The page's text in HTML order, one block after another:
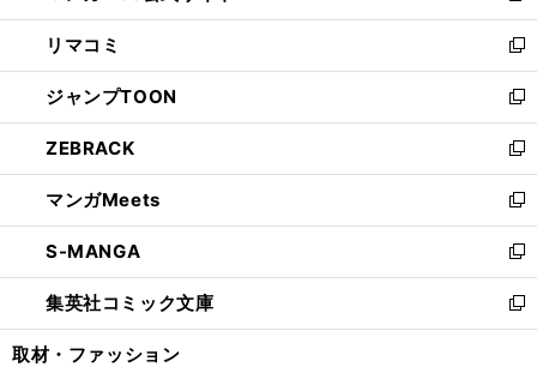
ウ
で
開
く
ン
ド
ウ
で
開
く
ウ
ィ
ン
ド
ウ
で
開
く
し
い
ウ
ィ
ン
ド
ウ
で
開
く
リマコミ
新
し
い
ウ
ィ
ン
ド
ウ
で
開
く
ジャンプTOON
新
し
い
ウ
ィ
ン
ド
ウ
で
開
ZEBRACK
新
し
い
ウ
ィ
ン
ド
ウ
マンガMeets
新
し
い
ウ
ィ
ン
S-MANGA
新
し
い
ウ
集英社コミック文庫
新
し
取材・ファッション